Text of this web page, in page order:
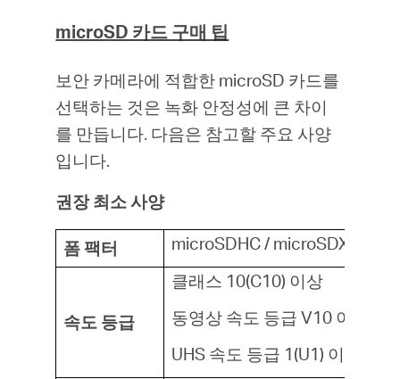
microSD 카드 구매 팁
보안 카메라에 적합한 microSD 카드를
선택하는 것은 녹화 안정성에 큰 차이
를 만듭니다. 다음은 참고할 주요 사양
입니다.
권장 최소 사양
폼 팩터 microSDHC / microSDXC
속도 등급
클래스 10(C10) 이상
동영상 속도 등급 V10 이상
UHS 속도 등급 1(U1) 이상